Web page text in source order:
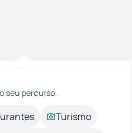
seu percurso.
Turismo